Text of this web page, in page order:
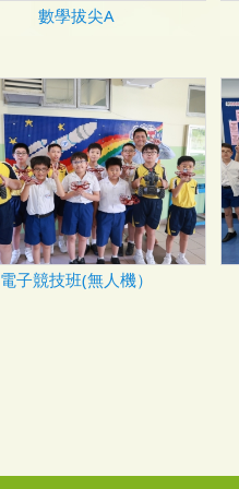
數學拔尖A
電子競技班(無人機）